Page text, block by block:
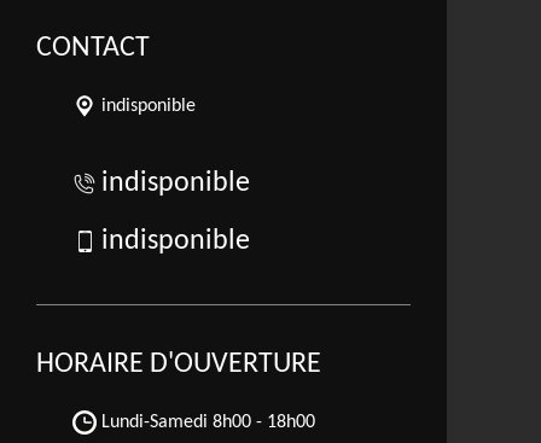
CONTACT
indisponible
indisponible
indisponible
HORAIRE D'OUVERTURE
Lundi-Samedi 8h00 - 18h00